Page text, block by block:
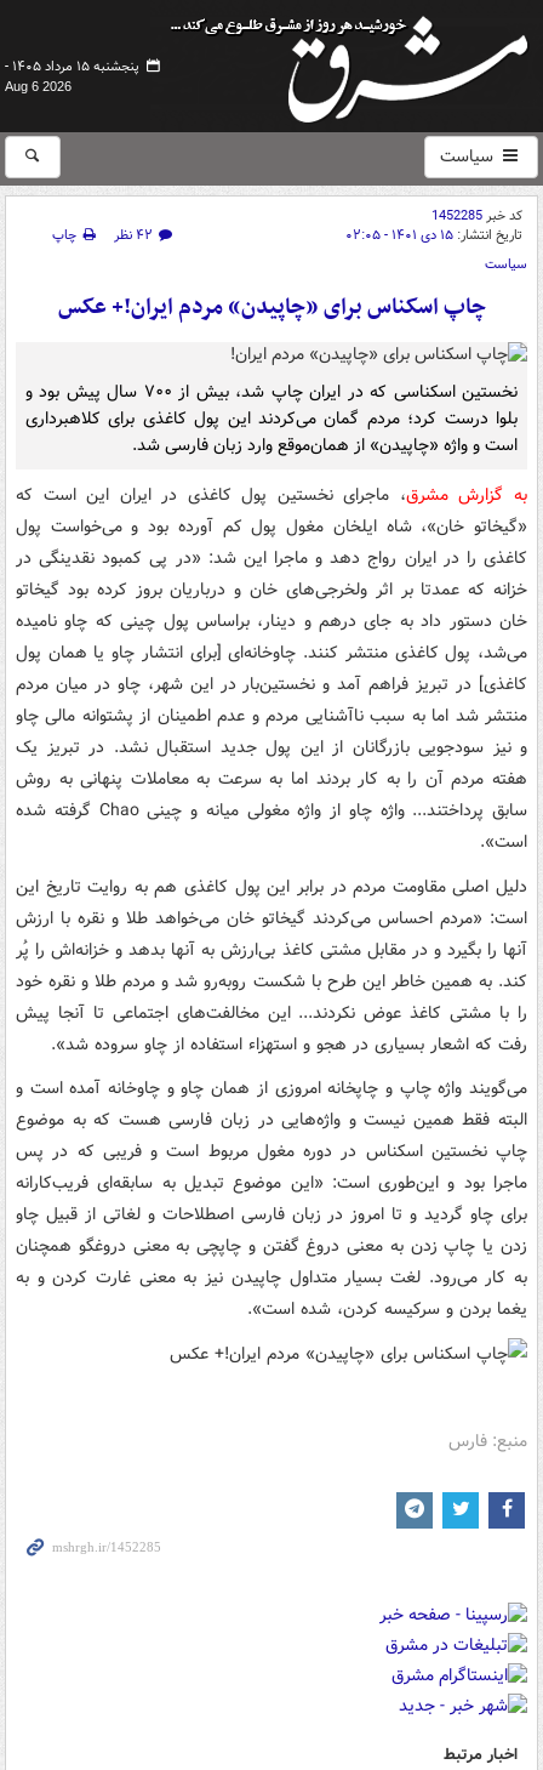
پنجشنبه ۱۵ مرداد ۱۴۰۵ -
Aug 6 2026
سیاست
کد خبر1452285
تاریخ انتشار: ۱۵ دی ۱۴۰۱ - ۰۲:۰۵ ۴۲ نظر
چاپ
سیاست
چاپ اسکناس برای «چاپیدن» مردم ایران!+ عکس
نخستین اسکناسی که در ایران چاپ شد، بیش از ۷۰۰ سال پیش بود و
بلوا درست کرد؛ مردم گمان می‌کردند این پول کاغذی برای کلاهبرداری
است و واژه «چاپیدن» از همان‌موقع وارد زبان فارسی شد.
به گزارش مشرق، ماجرای نخستین پول کاغذی در ایران این است که
«گیخاتو خان»، شاه ایلخان مغول پول کم آورده بود و می‌خواست پول
کاغذی را در ایران رواج دهد و ماجرا این شد: «در پی ‌کمبود نقدینگی‌ در
خزانه‌ که‌ عمدتا بر اثر ولخرجی‌های‌ خان‌ و درباریان‌ بروز کرده‌ بود گیخاتو
خان‌ دستور داد به‌ جای‌ درهم‌ و دینار، براساس‌ پول چینی که چاو نامیده
می‌شد، پول‌ کاغذی‌ منتشر کنند. چاوخانه‌ای‌ [برای انتشار چاو یا همان پول
کاغذی] در تبریز فراهم‌ آمد و نخستین‌بار در این‌ شهر، چاو در میان‌ مردم‌
منتشر شد اما به‌ سبب‌ ناآشنایی‌ مردم‌ و عدم‌ اطمینان‌ از پشتوانه مالی‌ چاو
و نیز سودجویی‌ بازرگانان‌ از این‌ پول‌ جدید استقبال‌ نشد. در تبریز یک‌
هفته‌ مردم‌ آن‌ را به‌ کار بردند اما به‌ سرعت‌ به‌ معاملات‌ پنهانی‌ به‌ روش‌
سابق‌ پرداختند... واژه چاو از واژه مغولی‌ میانه‌ و چینی‌ Chao گرفته‌ شده‌
است‌».
دلیل اصلی مقاومت مردم در برابر این پول کاغذی هم به روایت تاریخ این
است: «مردم احساس می‌کردند گیخاتو خان می‌خواهد طلا و نقره با ارزش
آنها را بگیرد و در مقابل مشتی کاغذ بی‌ارزش به آنها بدهد و خزانه‌اش را پُر
کند. به‌ همین خاطر این طرح با شکست روبه‌رو شد و مردم طلا و نقره خود
را با مشتی کاغذ عوض نکردند... این‌ مخالفت‌های‌ اجتماعی‌ تا آنجا پیش‌
رفت‌ که‌ اشعار بسیاری‌ در هجو و استهزاء‌ استفاده‌ از چاو سروده‌ شد».
می‌گویند واژه چاپ و چاپخانه امروزی از همان چاو و چاوخانه آمده است و
البته فقط همین نیست و واژه‌هایی در زبان فارسی هست که به موضوع
چاپ نخستین اسکناس در دوره مغول مربوط است و فریبی که در پس
ماجرا بود و این‌طوری است: «این موضوع تبدیل به سابقه‌ای فریب‌کارانه
برای چاو گردید و تا امروز در زبان فارسی اصطلاحات و لغاتی از قبیل چاو
زدن یا چاپ زدن به معنی دروغ گفتن و چاپچی به معنی دروغگو همچنان
به کار می‌رود. لغت بسیار متداول چاپیدن نیز به معنی غارت کردن و به
یغما بردن و سرکیسه کردن، شده است».
منبع: فارس
اخبار مرتبط